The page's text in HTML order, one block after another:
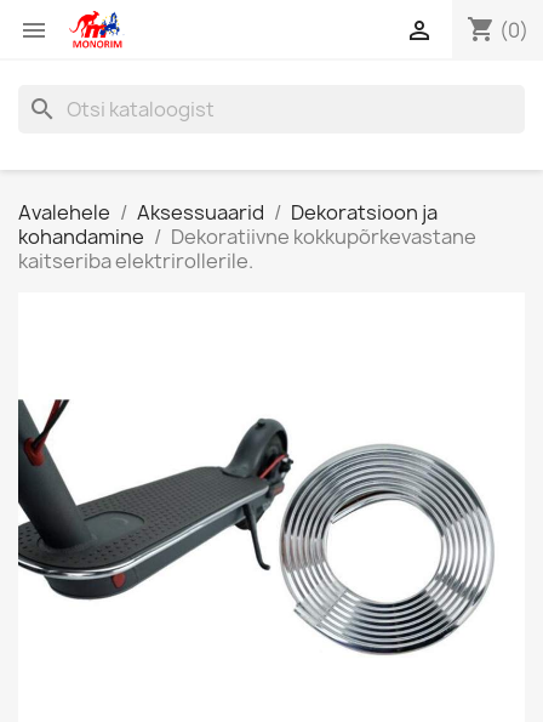
 shopping_cart (0)

search
Avalehele Aksessuaarid
Dekoratsioon ja
kohandamine
Dekoratiivne kokkupõrkevastane
kaitseriba elektrirollerile.